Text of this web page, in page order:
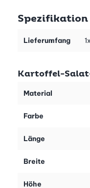
Kartoffel und drücken
gescheibelt.
fleissigen Küchenhelfer
der Spülmaschine
Spezifikation
Lieferumfang
Kartoffel-
Material
Farbe
Länge
Breite
Höhe